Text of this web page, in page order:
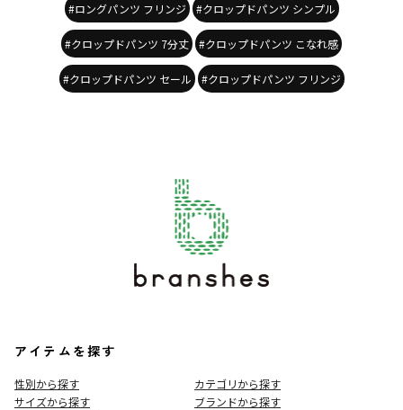
#ロングパンツ フリンジ #クロップドパンツ シンプル
#クロップドパンツ 7分丈 #クロップドパンツ こなれ感
#クロップドパンツ セール #クロップドパンツ フリンジ
アイテムを探す
性別から探す
カテゴリから探す
サイズから探す
ブランドから探す